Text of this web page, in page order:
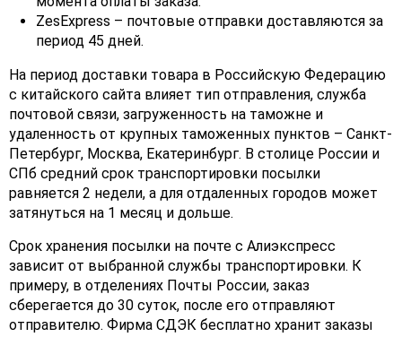
ZesExpress – почтовые отправки доставляются за
период 45 дней.
На период доставки товара в Российскую Федерацию
с китайского сайта влияет тип отправления, служба
почтовой связи, загруженность на таможне и
удаленность от крупных таможенных пунктов – Санкт-
Петербург, Москва, Екатеринбург. В столице России и
СПб средний срок транспортировки посылки
равняется 2 недели, а для отдаленных городов может
затянуться на 1 месяц и дольше.
Срок хранения посылки на почте с Алиэкспресс
зависит от выбранной службы транспортировки. К
примеру, в отделениях Почты России, заказ
сберегается до 30 суток, после его отправляют
отправителю. Фирма СДЭК бесплатно хранит заказы